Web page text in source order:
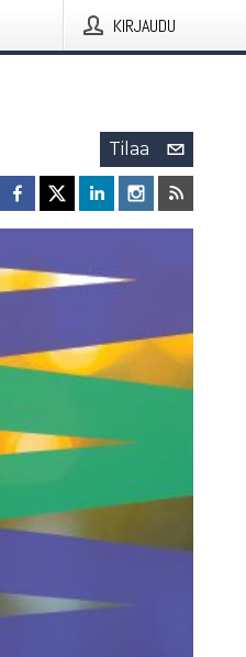
KIRJAUDU
Tilaa